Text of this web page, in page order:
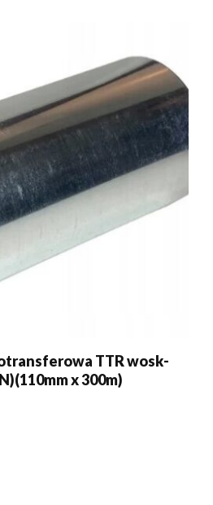
TTR wosk-
x 300m)